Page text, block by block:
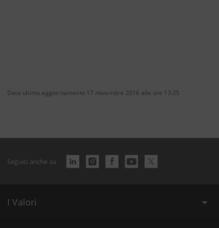
Data ultimo aggiornamento 17 novembre 2016 alle ore 13:25
Seguici anche su
I Valori